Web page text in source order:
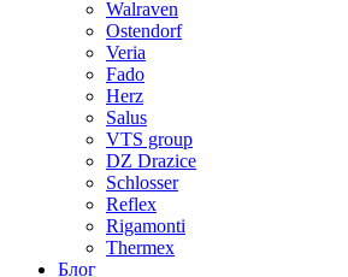
Walraven
Ostendorf
Veria
Fado
Herz
Salus
VTS group
DZ Drazice
Schlosser
Reflex
Rigamonti
Thermex
Блог